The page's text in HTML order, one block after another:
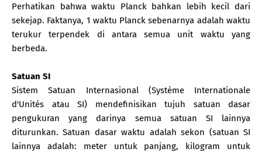
Perhatikan bahwa waktu Planck bahkan lebih kecil dari
sekejap. Faktanya, 1 waktu Planck sebenarnya adalah waktu
terukur terpendek di antara semua unit waktu yang
berbeda.
Satuan SI
Sistem Satuan Internasional (Système Internationale
d'Unités atau SI) mendefinisikan tujuh satuan dasar
pengukuran yang darinya semua satuan SI lainnya
diturunkan. Satuan dasar waktu adalah sekon (satuan SI
lainnya adalah: meter untuk panjang, kilogram untuk